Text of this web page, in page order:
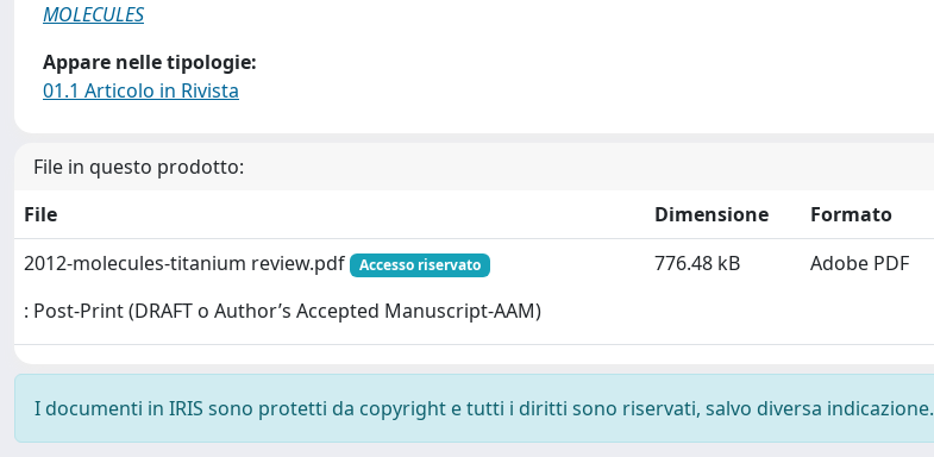
MOLECULES
Appare nelle tipologie:
01.1 Articolo in Rivista
File in questo prodotto:
File
Dimensione
Formato
2012-molecules-titanium review.pdf
Accesso riservato
: Post-Print (DRAFT o Author’s Accepted Manuscript-AAM)
776.48 kB Adobe PDF
I documenti in IRIS sono protetti da copyright e tutti i diritti sono riservati, salvo diversa indicazione.